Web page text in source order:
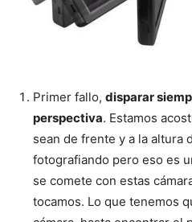
Primer fallo, disparar
perspectiva. Estamos
sean de frente y a la altura
fotografiando pero eso es
se comete con estas
tocamos. Lo que tenemos